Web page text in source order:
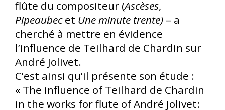
flûte du compositeur (Ascèses,
Pipeaubecet Une minute trente) – a
cherché à mettre en évidence
l’influence de Teilhard de Chardin sur
André Jolivet.
C’est ainsi qu’il présente son étude :
« The influence of Teilhard de Chardin
in the works for flute of André Jolivet: